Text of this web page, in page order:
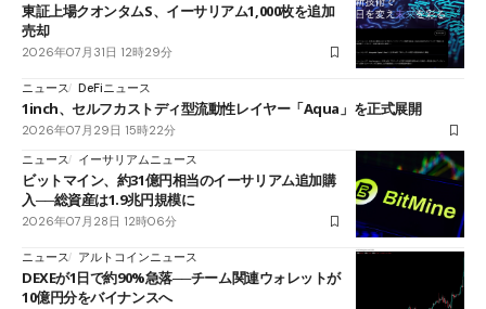
東証上場クオンタムS、イーサリアム1,000枚を追加
売却
2026年07月31日 12時29分
ニュース DeFiニュース
1inch、セルフカストディ型流動性レイヤー「Aqua」を正式展開
2026年07月29日 15時22分
ニュース
イーサリアムニュース
ビットマイン、約31億円相当のイーサリアム追加購
入──総資産は1.9兆円規模に
2026年07月28日 12時06分
ニュース アルトコインニュース
DEXEが1日で約90%急落──チーム関連ウォレットが
10億円分をバイナンスへ